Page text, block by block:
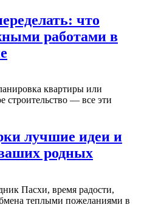
что
работами в
квартиры или
строительство — все эти
лучшие идеи и
родных
Пасхи, время радости,
теплыми пожеланиями в